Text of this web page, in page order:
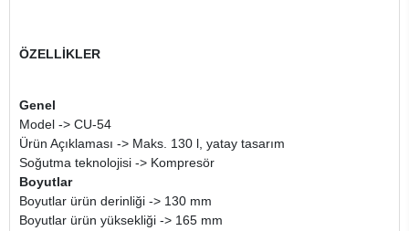
ÖZELLİKLER
Genel
Model -> CU-54
Ürün Açıklaması -> Maks. 130 l, yatay tasarım
Soğutma teknolojisi -> Kompresör
Boyutlar
Boyutlar ürün derinliği -> 130 mm
Boyutlar ürün yüksekliği -> 165 mm